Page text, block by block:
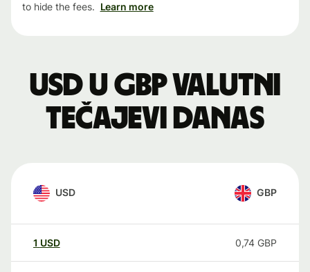
to hide the fees. Learn more
USD u GBP valutni
tečajevi danas
USD GBP
1 USD 0,74 GBP